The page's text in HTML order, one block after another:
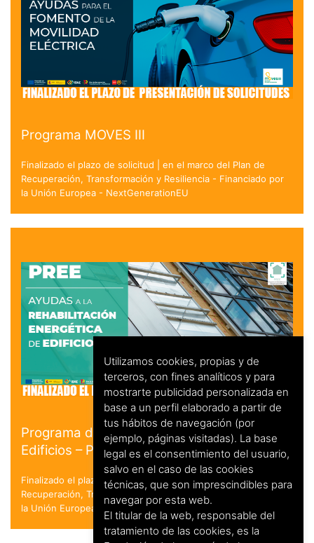
Programa MOVES III
Finalizado el plazo de solicitud | en el marco del Plan de
Recuperación, Transformación y Resiliencia - Financiado por
la Unión Europea - NextGenerationEU
Programa de Rehabilitación Energética de
Edificios – PREE
Finalizado el plazo de solicitud. en el marco del Plan de
Recuperación, Transformación y Resiliencia - Financiado por
la Unión Europea - NextGenerationEU
Utilizamos cookies, propias y de
terceros, con fines analíticos y para
mostrarte publicidad personalizada en
base a un perfil elaborado a partir de
tus hábitos de navegación (por
ejemplo, páginas visitadas). La base
legal es el consentimiento del usuario,
salvo en el caso de las cookies
técnicas, que son imprescindibles para
navegar por esta web.
El titular de la web, responsable del
tratamiento de las cookies, es la